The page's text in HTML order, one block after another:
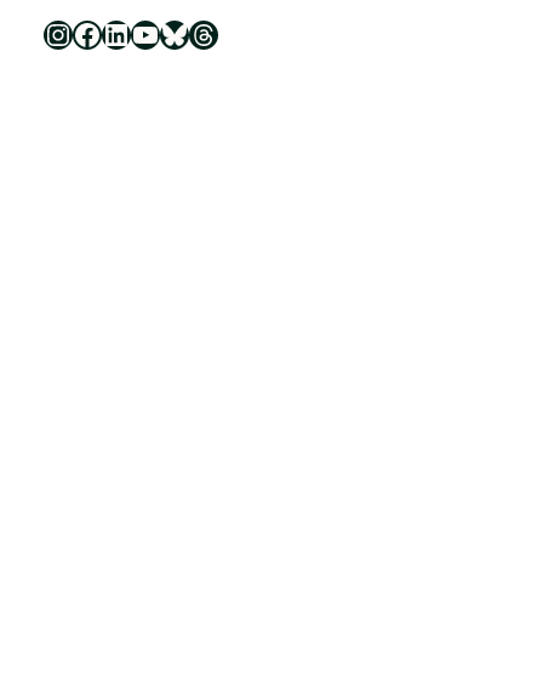
Luonnonsuojeluliitto Instagramissa Luonnonsuojeluliitto Facebookissa Luonnonsuojeluliitto LinkedInissä Luonnonsuojeluliiton YouTube-kanava Luonnonsuojeluliitto Blueskyssa Luonnonsuojeluliitto Threadsissa